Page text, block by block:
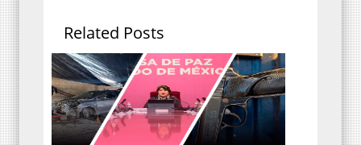
Related Posts